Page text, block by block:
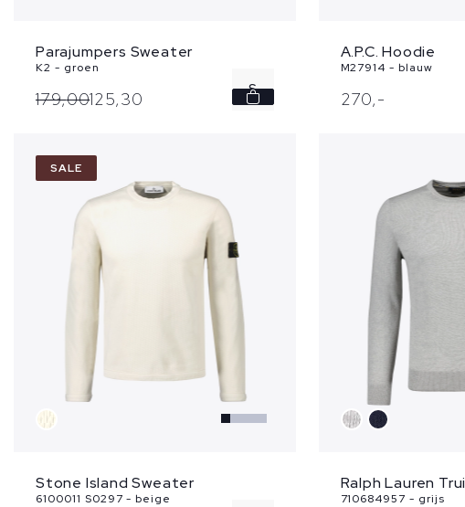
Parajumpers Sweater
K2 - groen
179,00125,30 S
A.P.C. Hoodie
M27914 - blauw
270,-
SALE
Stone Island Sweater
6100011 S0297 - beige
Ralph Lauren Trui
710684957 - grijs